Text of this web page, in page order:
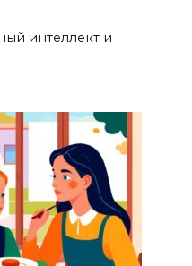
интеллект и